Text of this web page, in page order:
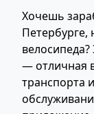
Хочешь
— отличная
транспорта